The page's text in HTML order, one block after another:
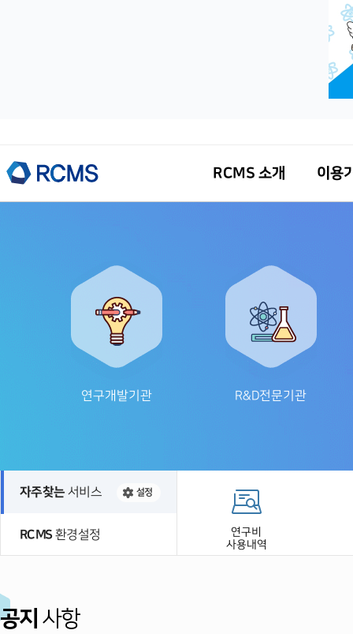
RCMS 소개 이용
연구개발기관 R&D전문기관
이번달에
가장 많이 찾는 정보는
자주찾는 서비스 설정
RCMS환경설정
연구비
사용내역
공지 사항